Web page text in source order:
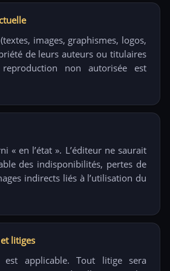
images, graphismes, logos,
de leurs auteurs ou titulaires
reproduction non autorisée est
« en l’état ». L’éditeur ne saurait
des indisponibilités, pertes de
indirects liés à l’utilisation du
litiges
applicable. Tout litige sera